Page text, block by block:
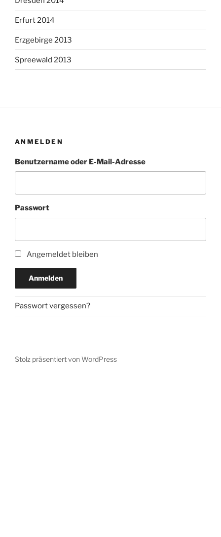
Erfurt 2014
Erzgebirge 2013
Spreewald 2013
ANMELDEN
Benutzername oder E-Mail-Adresse
Passwort
Angemeldet bleiben
Anmelden
Passwort vergessen?
Stolz präsentiert von WordPress